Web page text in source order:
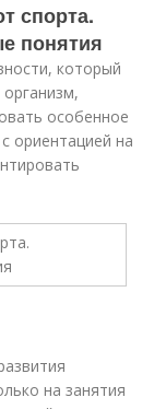
спорта.
понятия
который
особенное
ориентацией на
на занятия